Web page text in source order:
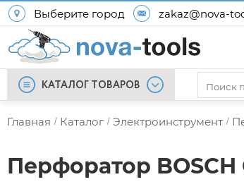
Выберите город zakaz@nova-
КАТАЛОГ ТОВАРОВ
Главная / Каталог / Электроинструмент /
Перфоратор BOSCH